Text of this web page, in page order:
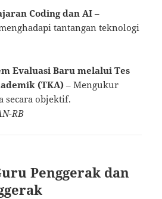
Coding dan AI –
tantangan teknologi
Evaluasi Baru melalui Tes
(TKA)– Mengukur
secara objektif.
RB
Penggerak dan